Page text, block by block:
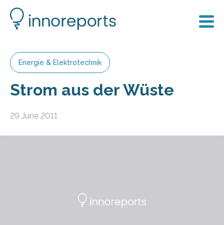
Energie & Elektrotechnik
Strom aus der Wüste
29 June 2011